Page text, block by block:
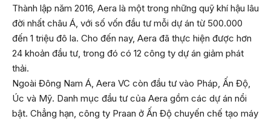
Thành lập năm 2016, Aera là một trong những quỹ khí hậu lâu
đời nhất châu Á, với số vốn đầu tư mỗi dự án từ 500.000
đến 1 triệu đô la. Cho đến nay, Aera đã thực hiện được hơn
24 khoản đầu tư, trong đó có 12 công ty dự án giảm phát
thải.
Ngoài Đông Nam Á, Aera VC còn đầu tư vào Pháp, Ấn Độ,
Úc và Mỹ. Danh mục đầu tư của Aera gồm các dự án nổi
bật. Chẳng hạn, công ty Praan ở Ấn Độ chuyến chế tạo máy